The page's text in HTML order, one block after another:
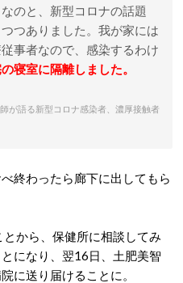
のと、新型コロナの話題
つありました。我が家には
事者なので、感染するわけ
寝室に隔離しました。
が語る新型コロナ感染者、濃厚接触者
終わったら廊下に出してもら
から、保健所に相談してみ
になり、翌16日、土肥美智
に送り届けることに。